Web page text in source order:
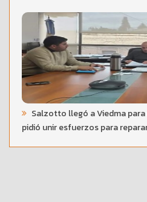
Salzotto llegó a Viedma para
pidió unir esfuerzos para